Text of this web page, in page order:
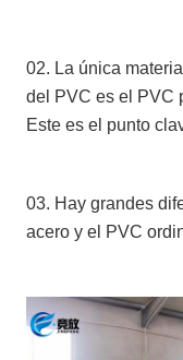
02. La única
del PVC es el PVC
Este es el punto
03. Hay grandes
acero y el PVC